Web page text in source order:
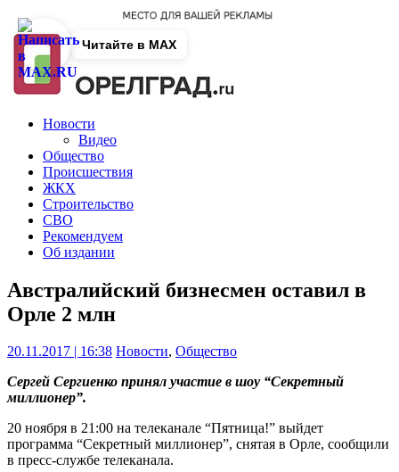
Новости
Видео
Общество
Происшествия
ЖКХ
Строительство
СВО
Рекомендуем
Об издании
Австралийский бизнесмен оставил в
Орле 2 млн
20.11.2017 | 16:38 Новости, Общество
Сергей Сергиенко принял участие в шоу “Секретный
миллионер”.
20 ноября в 21:00 на телеканале “Пятница!” выйдет
программа “Секретный миллионер”, снятая в Орле, сообщили
в пресс-службе телеканала.
Читайте в MAX